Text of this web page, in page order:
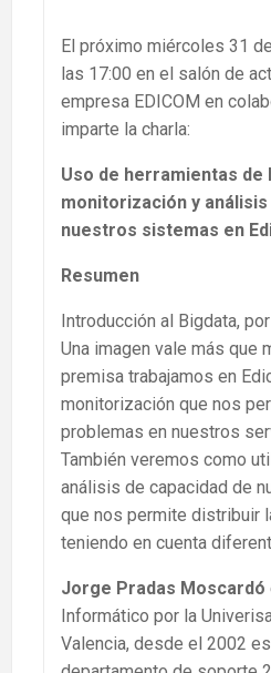
El próximo miércoles 31
las 17:00 en el salón de
empresa EDICOM en
imparte la charla:
Uso de herramientas de
monitorización y análisis
nuestros sistemas en
Resumen
Introducción al Bigdata,
Una imagen vale más que
premisa trabajamos en
monitorización que nos
problemas en nuestros
También veremos como
análisis de capacidad de
que nos permite distribuir
teniendo en cuenta
Jorge Pradas Moscardó
Informático por la
Valencia, desde el 2002